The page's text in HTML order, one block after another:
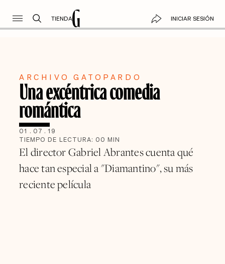
TIENDA INICIAR SESIÓN
ARCHIVO GATOPARDO
Una excéntrica comedia
romántica
01 . 07 . 19
TIEMPO DE LECTURA: 00 MIN
El director Gabriel Abrantes cuenta qué
hace tan especial a "Diamantino", su más
reciente película